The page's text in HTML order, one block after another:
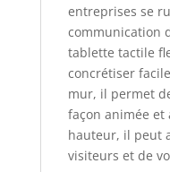
entreprises se
communication
tablette tactile
concrétiser
mur, il permet
façon animée et
hauteur, il peut
visiteurs et de